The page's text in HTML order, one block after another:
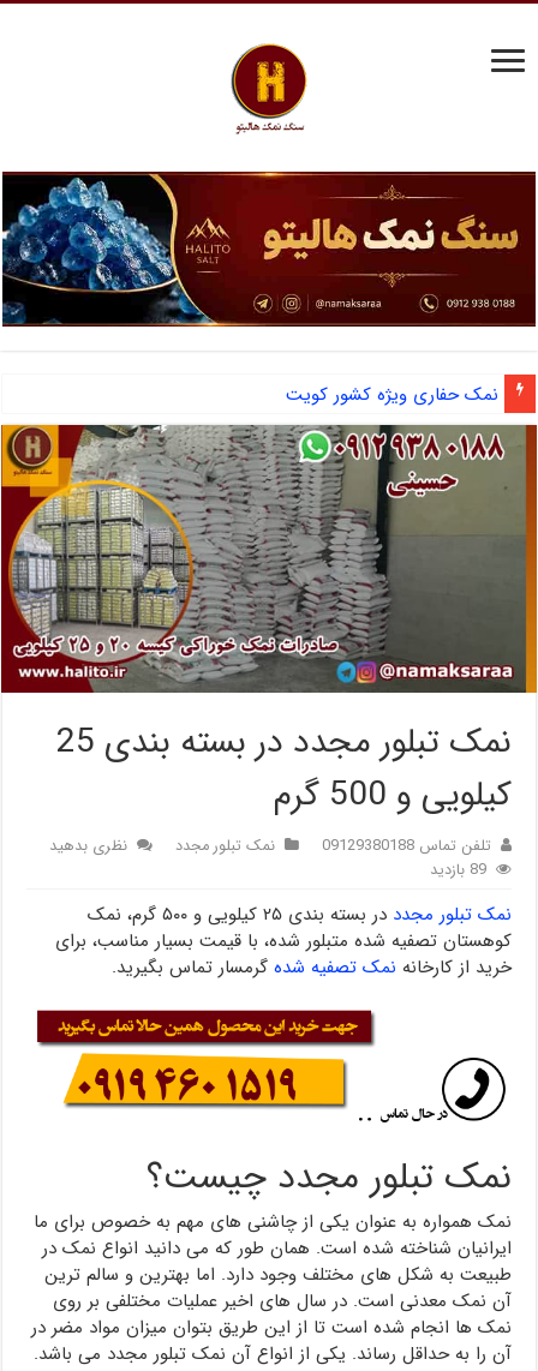
نمک حفاری ویژه کشور کویت
نمک تبلور مجدد در بسته بندی 25
کیلویی و 500 گرم
تلفن تماس 09129380188 نمک تبلور مجدد
نظری بدهید
89 بازدید
نمک تبلور مجدد
در بسته بندی ۲۵ کیلویی و ۵۰۰ گرم، نمک
کوهستان تصفیه شده متبلور شده، با قیمت بسیار مناسب، برای
خرید از کارخانه نمک تصفیه شده گرمسار تماس بگیرید.
نمک تبلور مجدد چیست؟
نمک همواره به عنوان یکی از چاشنی های مهم به خصوص برای ما
ایرانیان شناخته شده است. همان طور که می دانید انواع نمک در
طبیعت به شکل های مختلف وجود دارد. اما بهترین و سالم ترین
آن نمک معدنی است. در سال های اخیر عملیات مختلفی بر روی
نمک ها انجام شده است تا از این طریق بتوان میزان مواد مضر در
آن را به حداقل رساند. یکی از انواع آن نمک تبلور مجدد می باشد.